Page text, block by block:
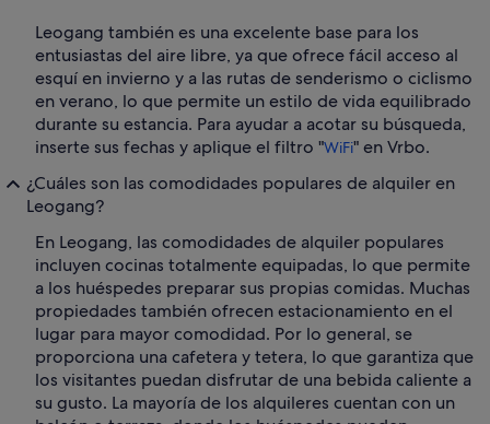
Leogang también es una excelente base para los
entusiastas del aire libre, ya que ofrece fácil acceso al
esquí en invierno y a las rutas de senderismo o ciclismo
en verano, lo que permite un estilo de vida equilibrado
durante su estancia. Para ayudar a acotar su búsqueda,
inserte sus fechas y aplique el filtro "WiFi" en Vrbo.
¿Cuáles son las comodidades populares de alquiler en
Leogang?
En Leogang, las comodidades de alquiler populares
incluyen cocinas totalmente equipadas, lo que permite
a los huéspedes preparar sus propias comidas. Muchas
propiedades también ofrecen estacionamiento en el
lugar para mayor comodidad. Por lo general, se
proporciona una cafetera y tetera, lo que garantiza que
los visitantes puedan disfrutar de una bebida caliente a
su gusto. La mayoría de los alquileres cuentan con un